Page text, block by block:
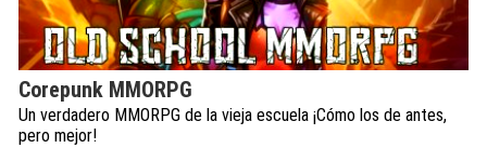
Corepunk MMORPG
Un verdadero MMORPG de la vieja escuela ¡Cómo los de antes,
pero mejor!